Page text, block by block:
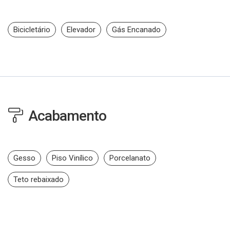
Bicicletário Elevador Gás Encanado
Acabamento
Gesso Piso Vinílico Porcelanato
Teto rebaixado